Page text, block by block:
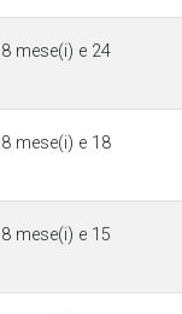
mese(i) e 24
mese(i) e 18
mese(i) e 15